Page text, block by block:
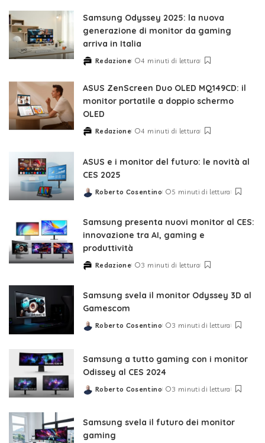
Samsung Odyssey 2025: la nuova
generazione di monitor da gaming
arriva in Italia
Posted
Redazione 4 minuti di lettura
ASUS ZenScreen Duo OLED MQ149CD: il
monitor portatile a doppio schermo
OLED
Posted
Redazione 4 minuti di lettura
ASUS e i monitor del futuro: le novità al
CES 2025
Posted
Roberto Cosentino 5 minuti di lettura
Samsung presenta nuovi monitor al CES:
innovazione tra AI, gaming e
produttività
Posted
Redazione 3 minuti di lettura
Samsung svela il monitor Odyssey 3D al
Gamescom
Posted
Roberto Cosentino 3 minuti di lettura
Samsung a tutto gaming con i monitor
Odissey al CES 2024
Posted
Roberto Cosentino 3 minuti di lettura
Samsung svela il futuro dei monitor
gaming